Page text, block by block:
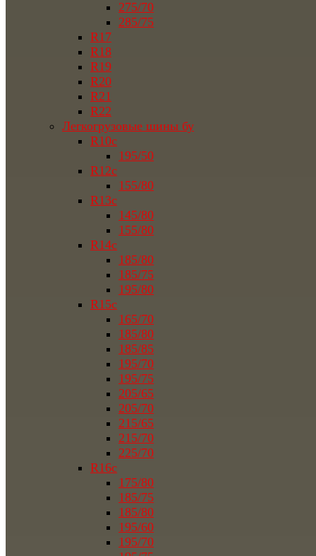
275/70
285/75
R17
R18
R19
R20
R21
R22
Легкогрузовые шины бу
R10c
195/50
R12c
155/80
R13c
145/80
155/80
R14c
185/80
185/75
195/80
R15c
165/70
185/80
185/85
195/70
195/75
205/65
205/70
215/65
215/70
225/70
R16c
175/80
185/75
185/80
195/60
195/70